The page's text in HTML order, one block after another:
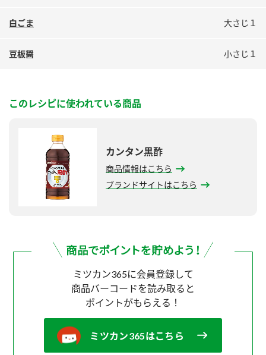
白ごま 大さじ１
豆板醤 小さじ１
このレシピに使われている商品
カンタン黒酢
商品情報はこちら
ブランドサイトはこちら
ミツカン365に会員登録して
商品バーコードを読み取ると
ポイントがもらえる！
ミツカン365はこちら